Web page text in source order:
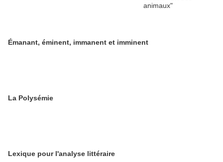
Émanant, éminent, immanent et imminent
La Polysémie
Lexique pour l'analyse littéraire